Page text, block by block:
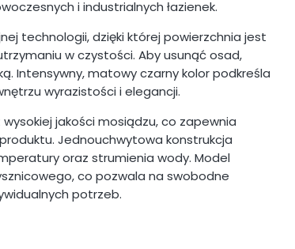
i industrialnych łazienek.
technologii, dzięki której powierzchnia jest
w czystości. Aby usunąć osad,
Intensywny, matowy czarny kolor podkreśla
wyrazistości i elegancji.
jakości mosiądzu, co zapewnia
Jednouchwytowa konstrukcja
oraz strumienia wody. Model
co pozwala na swobodne
potrzeb.